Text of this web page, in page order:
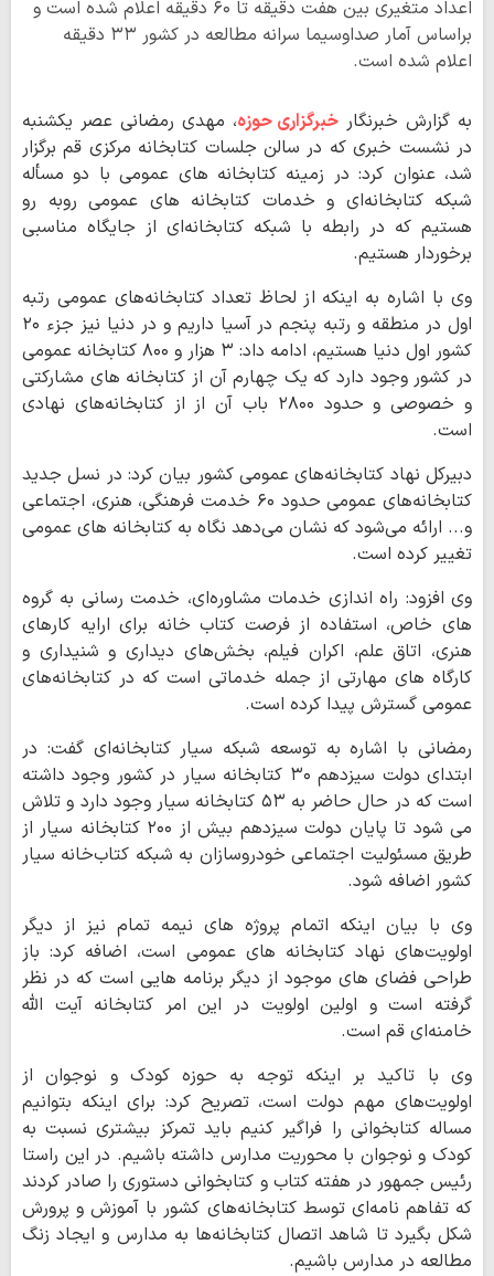
اعداد متغیری بین هفت دقیقه تا ۶۰ دقیقه اعلام شده است و
براساس آمار صداوسیما سرانه مطالعه در کشور ۳۳ دقیقه
اعلام شده است.
به گزارش خبرنگار خبرگزاری حوزه، مهدی رمضانی عصر یکشنبه
در نشست خبری که در سالن جلسات کتابخانه مرکزی قم برگزار
شد، عنوان کرد: در زمینه کتابخانه های عمومی با دو مسأله
شبکه کتابخانه‌ای و خدمات کتابخانه های عمومی روبه رو
هستیم که در رابطه با شبکه کتابخانه‌ای از جایگاه مناسبی
برخوردار هستیم.
وی با اشاره به اینکه از لحاظ تعداد کتابخانه‌های عمومی رتبه
اول در منطقه و رتبه پنجم در آسیا داریم و در دنیا نیز جزء ۲۰
کشور اول دنیا هستیم، ادامه داد: ۳ هزار و ۸۰۰ کتابخانه عمومی
در کشور وجود دارد که یک چهارم آن از کتابخانه های مشارکتی
و خصوصی و حدود ۲۸۰۰ باب آن از از کتابخانه‌های نهادی
است.
دبیرکل نهاد کتابخانه‌های عمومی کشور بیان کرد: در نسل جدید
کتابخانه‌های عمومی حدود ۶۰ خدمت فرهنگی، هنری، اجتماعی
و... ارائه می‌شود که نشان می‌دهد نگاه به کتابخانه های عمومی
تغییر کرده است.
وی افزود: راه اندازی خدمات مشاوره‌ای، خدمت رسانی به گروه
های خاص، استفاده از فرصت کتاب خانه برای ارایه کارهای
هنری، اتاق علم، اکران فیلم، بخش‌های دیداری و شنیداری و
کارگاه های مهارتی از جمله خدماتی است که در کتابخانه‌های
عمومی گسترش پیدا کرده است.
رمضانی با اشاره به توسعه شبکه سیار کتابخانه‌ای گفت: در
ابتدای دولت سیزدهم ۳۰ کتابخانه سیار در کشور وجود داشته
است که در حال حاضر به ۵۳ کتابخانه سیار وجود دارد و تلاش
می شود تا پایان دولت سیزدهم بیش از ۲۰۰ کتابخانه سیار از
طریق مسئولیت اجتماعی خودروسازان به شبکه کتاب‌خانه‌ سیار
کشور اضافه شود.
وی با بیان اینکه اتمام پروژه های نیمه تمام نیز از دیگر
اولویت‌های نهاد کتابخانه های عمومی است، اضافه کرد: باز
طراحی فضای های موجود از دیگر برنامه هایی است که در نظر
گرفته است و اولین اولویت در این امر کتابخانه آیت الله
خامنه‌ای قم است.
وی با تاکید بر اینکه توجه به حوزه کودک و نوجوان از
اولویت‌های مهم دولت است، تصریح کرد: برای اینکه بتوانیم
مساله کتابخوانی را فراگیر کنیم باید تمرکز بیشتری نسبت به
کودک و نوجوان با محوریت مدارس داشته باشیم. در این راستا
رئیس جمهور در هفته کتاب و کتابخوانی دستوری را صادر کردند
که تفاهم نامه‌ای توسط کتابخانه‌های کشور با آموزش و پرورش
شکل بگیرد تا شاهد اتصال کتابخانه‌ها به مدارس و ایجاد زنگ
مطالعه در مدارس باشیم.